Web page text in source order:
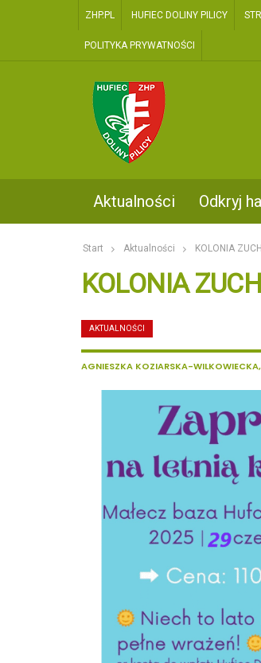
ZHP.PL HUFIEC DOLINY PILICY
POLITYKA PRYWATNOŚCI
Aktualności Odkryj
Start Aktualności KOLONIA
KOLONIA
AKTUALNOŚCI
AGNIESZKA KOZIARSKA-WILKOWIECKA,